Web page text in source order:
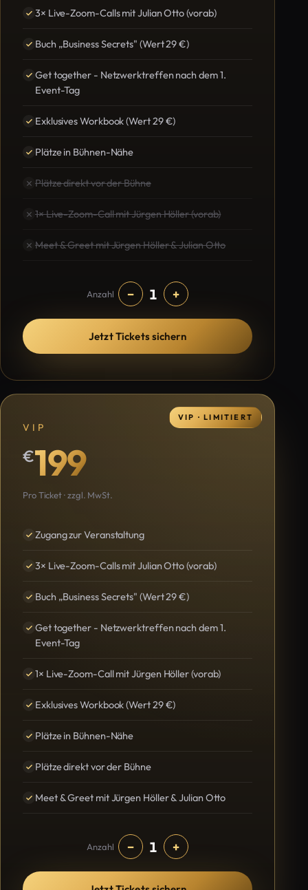
3× Live-Zoom-Calls mit Julian Otto (vorab)
Buch „Business Secrets" (Wert 29 €)
Get together - Netzwerktreffen nach dem 1.
Event-Tag
Exklusives Workbook (Wert 29 €)
Plätze in Bühnen-Nähe
Plätze direkt vor der Bühne
1× Live-Zoom-Call mit Jürgen Höller (vorab)
Meet & Greet mit Jürgen Höller & Julian Otto
Anzahl − 1 +
Jetzt Tickets sichern
VIP · LIMITIERT
VIP
€199
Pro Ticket · zzgl. MwSt.
Zugang zur Veranstaltung
3× Live-Zoom-Calls mit Julian Otto (vorab)
Buch „Business Secrets" (Wert 29 €)
Get together - Netzwerktreffen nach dem 1.
Event-Tag
1× Live-Zoom-Call mit Jürgen Höller (vorab)
Exklusives Workbook (Wert 29 €)
Plätze in Bühnen-Nähe
Plätze direkt vor der Bühne
Meet & Greet mit Jürgen Höller & Julian Otto
Anzahl − 1 +